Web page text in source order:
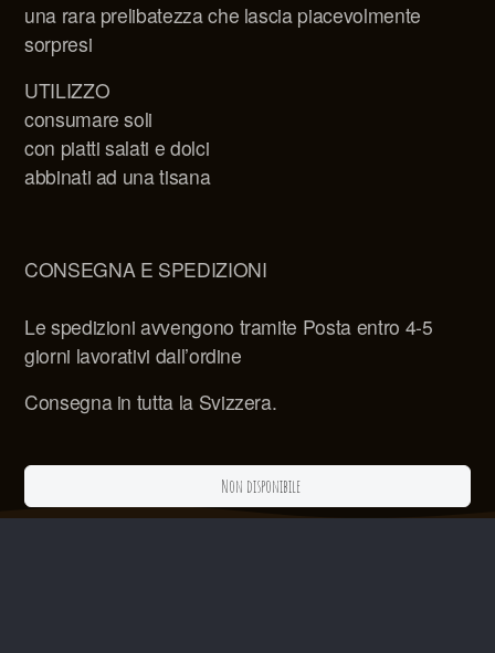
una rara prelibatezza che lascia piacevolmente
sorpresi
UTILIZZO
consumare soli
con piatti salati e dolci
abbinati ad una tisana
CONSEGNA E SPEDIZIONI
Le spedizioni avvengono tramite Posta entro 4-5
giorni lavorativi dall’ordine
Consegna in tutta la Svizzera.
Non disponibile